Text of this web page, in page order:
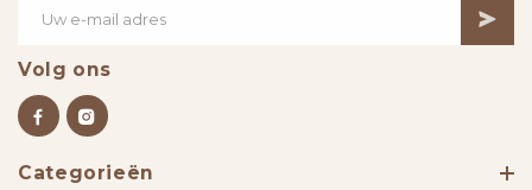
Volg ons
Categorieën